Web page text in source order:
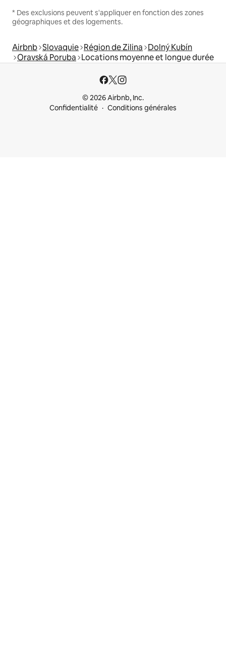
* Des exclusions peuvent s'appliquer en fonction des zones
géographiques et des logements.
Airbnb Slovaquie Région de Zilina Dolný Kubín
Oravská Poruba Locations moyenne et longue durée
© 2026 Airbnb, Inc.
Confidentialité
Conditions générales